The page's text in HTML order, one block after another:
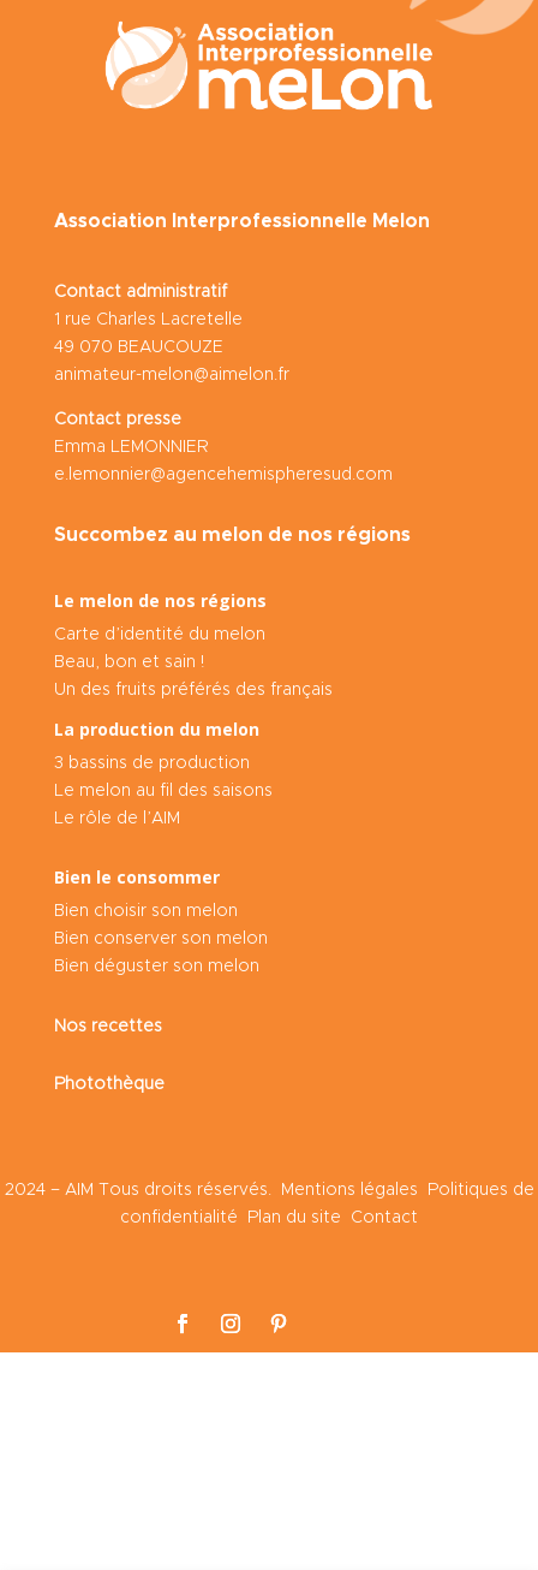
Association Interprofessionnelle Melon
Contact administratif
1 rue Charles Lacretelle
49 070 BEAUCOUZE
animateur-melon@aimelon.fr
Contact presse
Emma LEMONNIER
e.lemonnier@agencehemispheresud.com
Succombez au melon de nos régions
Le melon de nos régions
Carte d’identité du melon
Beau, bon et sain !
Un des fruits préférés des français
La production du melon
3 bassins de production
Le melon au fil des saisons
Le rôle de l’AIM
Bien le consommer
Bien choisir son melon
Bien conserver son melon
Bien déguster son melon
Nos recettes
Photothèque
2024 – AIM Tous droits réservés. Mentions légales
Politiques de
confidentialité
Plan du site Contact